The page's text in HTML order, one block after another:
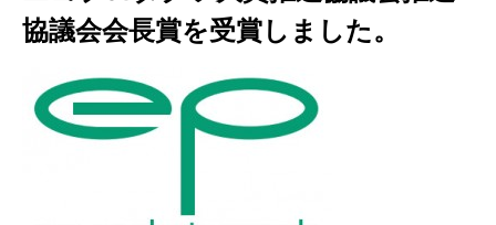
協議会会長賞を受賞しました。